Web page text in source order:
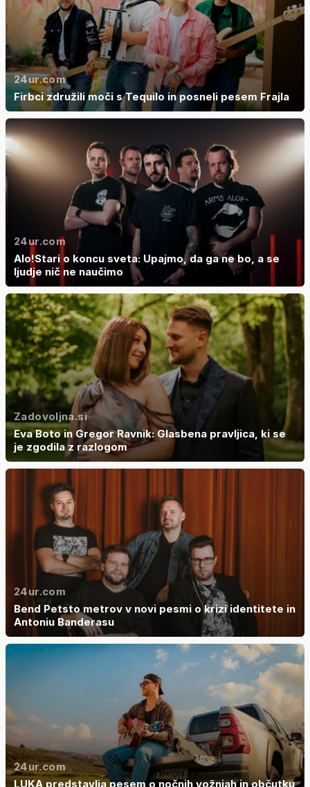
24ur.com
Firbci združili moči s Tequilo in posneli pesem Frajla
24ur.com
Alo!Stari o koncu sveta: Upajmo, da ga ne bo, a se
ljudje nič ne naučimo
Zadovoljna.si
Eva Boto in Gregor Ravnik: Glasbena pravljica, ki se
je zgodila z razlogom
24ur.com
Bend Petsto metrov v novi pesmi o krizi identitete in
Antoniu Banderasu
24ur.com
LUKA predstavlja pesem o nočnih vožnjah in občutku